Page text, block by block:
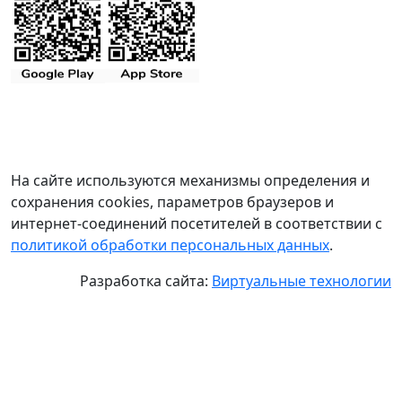
На сайте используются механизмы определения и
сохранения cookies, параметров браузеров и
интернет-соединений посетителей в соответствии с
политикой обработки персональных данных.
Разработка сайта: Виртуальные технологии